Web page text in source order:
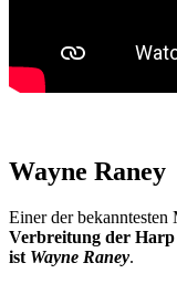
Wayne Raney
Einer der
Verbreitung der
ist Wayne Raney.